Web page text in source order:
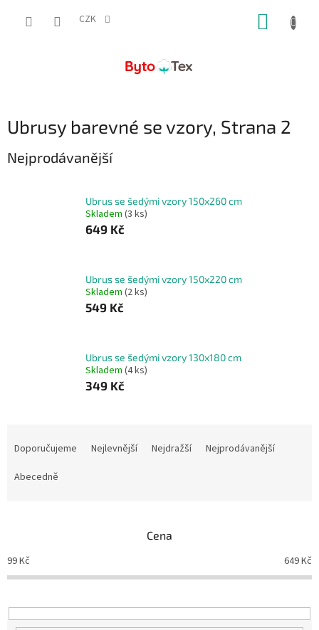
CZK
Ubrusy barevné se vzory, Strana 2
Nejprodávanější
Ubrus se šedými vzory 150x260 cm
Skladem (3 ks)
649 Kč
Ubrus se šedými vzory 150x220 cm
Skladem (2 ks)
549 Kč
Ubrus se šedými vzory 130x180 cm
Skladem (4 ks)
349 Kč
o
d
k
t
Doporučujeme Nejlevnější Nejdražší
Nejprodávanější
Abecedně
Cena
99Kč 649Kč